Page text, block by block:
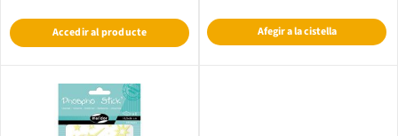
Accedir al producte Afegir a la cistella